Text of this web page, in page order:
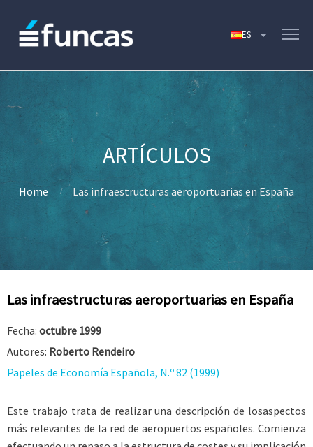
Home Las infraestructuras aeroportuarias en España
Las infraestructuras aeroportuarias en España
Fecha: octubre 1999
Autores: Roberto Rendeiro
Papeles de Economía Española, N.º 82 (1999)
Este trabajo trata de realizar una descripción de losaspectos
más relevantes de la red de aeropuertos españoles. Comienza